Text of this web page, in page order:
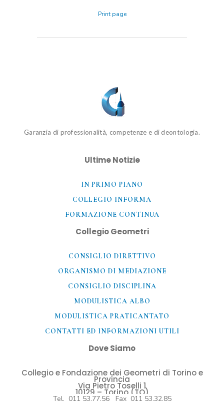
Print page
Garanzia di professionalità, competenze e di deontologia.
Ultime Notizie
IN PRIMO PIANO
COLLEGIO INFORMA
FORMAZIONE CONTINUA
Collegio Geometri
CONSIGLIO DIRETTIVO
ORGANISMO DI MEDIAZIONE
CONSIGLIO DISCIPLINA
MODULISTICA ALBO
MODULISTICA PRATICANTATO
CONTATTI ED INFORMAZIONI UTILI​
Dove Siamo
Collegio e Fondazione dei Geometri di Torino e
Provincia
Via Pietro Toselli 1
10129 – Torino (TO)
Tel. 011 53.77.56 Fax 011 53.32.85